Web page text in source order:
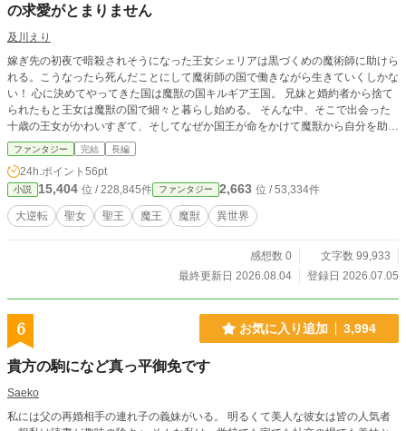
の求愛がとまりません
及川えり
嫁ぎ先の初夜で暗殺されそうになった王女シェリアは黒づくめの魔術師に助けら
れる。こうなったら死んだことにして魔術師の国で働きながら生きていくしかな
い！ 心に決めてやってきた国は魔獣の国キルギア王国。 兄妹と婚約者から捨て
られたもと王女は魔獣の国で細々と暮らし始める。 そんな中、そこで出会った
十歳の王女がかわいすぎて、そしてなぜか国王が命をかけて魔獣から自分を助け
てくれたりする。 こんな誰にも愛されたことのないわたしを「愛してる？」 絶
対にありえない… 愛されたことのない王女 と 愛することを忘れていた無表
情の国王 の恋の物語。はじまります。 シェリア・ディアン・オルベリア 二
十歳 オルベリア王国 王女 × デュランダル・カルヴァイン・キルギア 二十五
歳 キルギア王国 国王 ブックマーク登録、いいね❤️、エール📣、感想などいた
だけたらとても励みになります。 ※ベリーズファンタジー、なろうにも掲載し
ファンタジー 完結 長編
24h.ポイント 56pt
小説 15,404 位 / 228,845件 ファンタジー 2,663 位 / 53,334件
大逆転 聖女 聖王 魔王 魔獣 異世界
感想数 0
文字数 99,933
最終更新日 2026.08.04
登録日 2026.07.05
6 お気に入り追加 3,994
貴方の駒になど真っ平御免です
Saeko
私には父の再婚相手の連れ子の義妹がいる。 明るくて美人な彼女は皆の人気者